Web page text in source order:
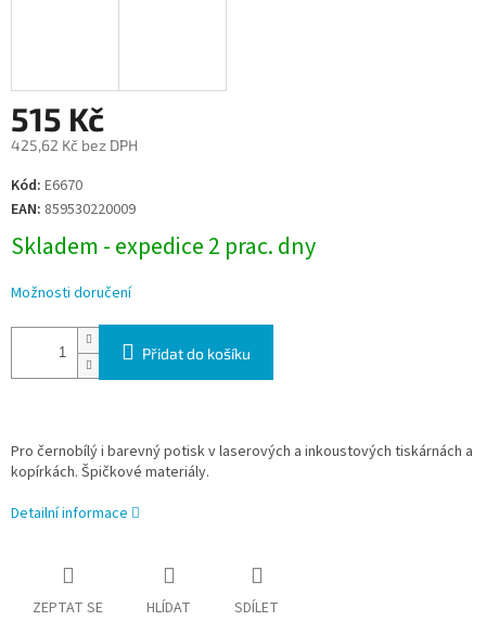
515 Kč
425,62 Kč bez DPH
Měrná
cena:
Kód: E6670
EAN: 859530220009
Skladem - expedice 2 prac. dny
Možnosti doručení
Přidat do košíku
Pro černobílý i barevný potisk v laserových a inkoustových tiskárnách a
kopírkách. Špičkové materiály.
Detailní informace
ZEPTAT SE HLÍDAT SDÍLET